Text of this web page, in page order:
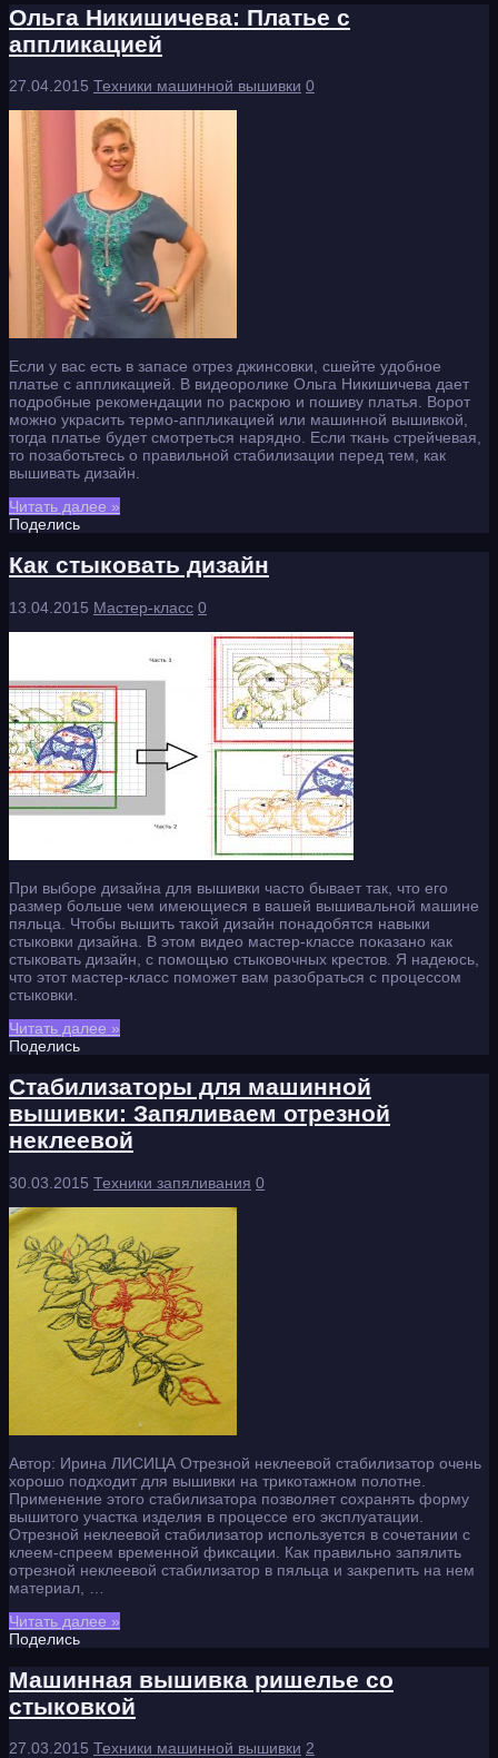
Ольга Никишичева: Платье с
аппликацией
27.04.2015 Техники машинной вышивки 0
Если у вас есть в запасе отрез джинсовки, сшейте удобное
платье с аппликацией. В видеоролике Ольга Никишичева дает
подробные рекомендации по раскрою и пошиву платья. Ворот
можно украсить термо-аппликацией или машинной вышивкой,
тогда платье будет смотреться нарядно. Если ткань стрейчевая,
то позаботьтесь о правильной стабилизации перед тем, как
вышивать дизайн.
Читать далее »
Поделись
Как стыковать дизайн
13.04.2015 Мастер-класс 0
При выборе дизайна для вышивки часто бывает так, что его
размер больше чем имеющиеся в вашей вышивальной машине
пяльца. Чтобы вышить такой дизайн понадобятся навыки
стыковки дизайна. В этом видео мастер-классе показано как
стыковать дизайн, с помощью стыковочных крестов. Я надеюсь,
что этот мастер-класс поможет вам разобраться с процессом
стыковки.
Читать далее »
Поделись
Стабилизаторы для машинной
вышивки: Запяливаем отрезной
неклеевой
30.03.2015 Техники запяливания 0
Автор: Ирина ЛИСИЦА Отрезной неклеевой стабилизатор очень
хорошо подходит для вышивки на трикотажном полотне.
Применение этого стабилизатора позволяет сохранять форму
вышитого участка изделия в процессе его эксплуатации.
Отрезной неклеевой стабилизатор используется в сочетании с
клеем-спреем временной фиксации. Как правильно запялить
отрезной неклеевой стабилизатор в пяльца и закрепить на нем
материал, …
Читать далее »
Поделись
Машинная вышивка ришелье со
стыковкой
27.03.2015 Техники машинной вышивки 2